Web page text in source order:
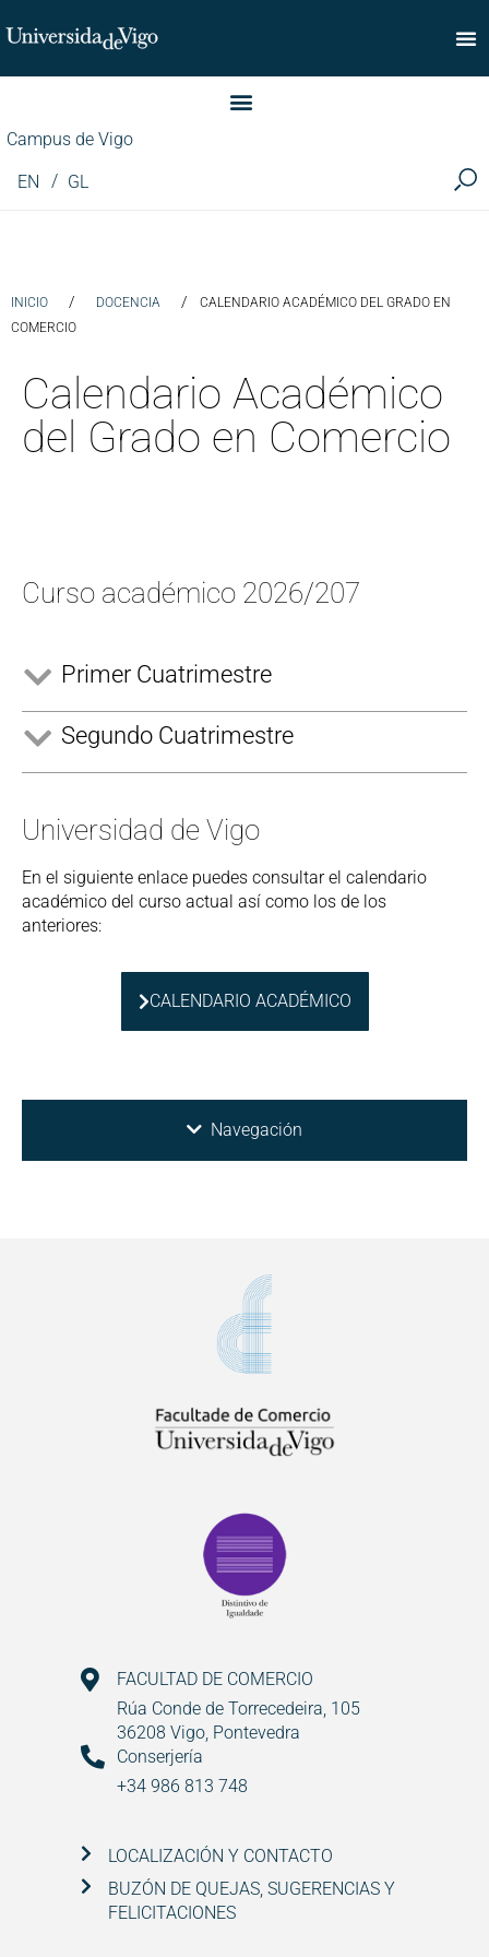
Facultad de Comercio
Campus de Vigo
EN GL
INICIO / DOCENCIA /
CALENDARIO ACADÉMICO DEL GRADO EN
COMERCIO
Calendario Académico
del Grado en Comercio
Curso académico 2026/207
Primer Cuatrimestre
Segundo Cuatrimestre
Universidad de Vigo
En el siguiente enlace puedes consultar el calendario
académico del curso actual así como los de los
anteriores:
CALENDARIO ACADÉMICO
Navegación
FACULTAD DE COMERCIO
Rúa Conde de Torrecedeira, 105
36208 Vigo, Pontevedra
Conserjería
+34 986 813 748
LOCALIZACIÓN Y CONTACTO
BUZÓN DE QUEJAS, SUGERENCIAS Y
FELICITACIONES